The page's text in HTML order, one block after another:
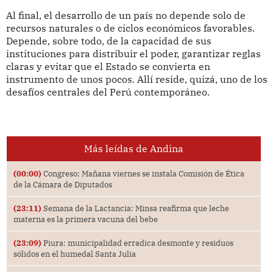
Al final, el desarrollo de un país no depende solo de
recursos naturales o de ciclos económicos favorables.
Depende, sobre todo, de la capacidad de sus
instituciones para distribuir el poder, garantizar reglas
claras y evitar que el Estado se convierta en
instrumento de unos pocos. Allí reside, quizá, uno de los
desafíos centrales del Perú contemporáneo.
Más leídas de Andina
(00:00) Congreso: Mañana viernes se instala Comisión de Ética
de la Cámara de Diputados
(23:11) Semana de la Lactancia: Minsa reafirma que leche
materna es la primera vacuna del bebe
(23:09) Piura: municipalidad erradica desmonte y residuos
sólidos en el humedal Santa Julia